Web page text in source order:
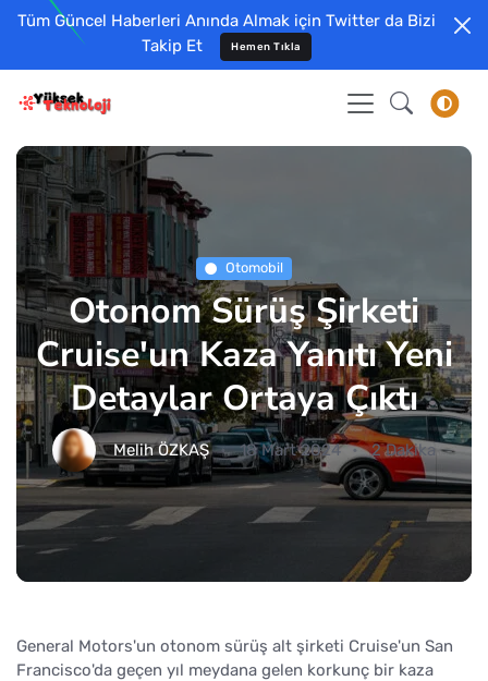
Tüm Güncel Haberleri Anında Almak için Twitter da Bizi
Takip Et
Hemen Tıkla
Otomobil
Otonom Sürüş Şirketi
Cruise'un Kaza Yanıtı Yeni
Detaylar Ortaya Çıktı
Melih ÖZKAŞ 18 Mart 2024 2 Dakika
General Motors'un otonom sürüş alt şirketi Cruise'un San
Francisco'da geçen yıl meydana gelen korkunç bir kaza